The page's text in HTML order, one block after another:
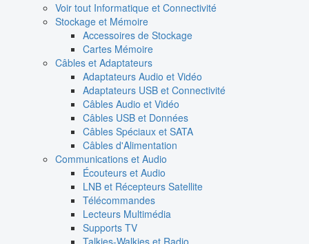
Voir tout Informatique et Connectivité
Stockage et Mémoire
Accessoires de Stockage
Cartes Mémoire
Câbles et Adaptateurs
Adaptateurs Audio et Vidéo
Adaptateurs USB et Connectivité
Câbles Audio et Vidéo
Câbles USB et Données
Câbles Spéciaux et SATA
Câbles d'Alimentation
Communications et Audio
Écouteurs et Audio
LNB et Récepteurs Satellite
Télécommandes
Lecteurs Multimédia
Supports TV